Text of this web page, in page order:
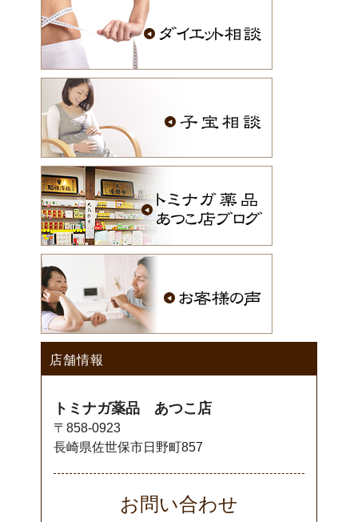
店舗情報
トミナガ薬品 あつこ店
〒858-0923
長崎県佐世保市日野町857
お問い合わせ